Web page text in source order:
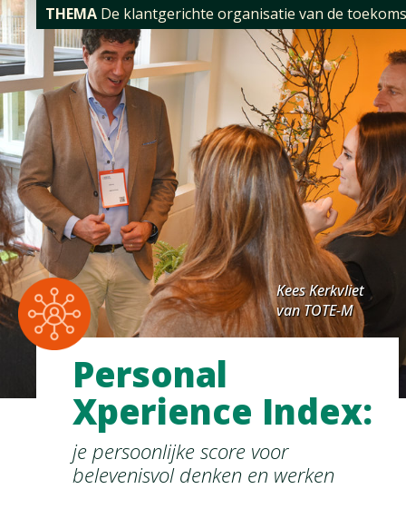
THEMA De klantgerichte organisatie van de
Personal
Xperience Index:
je persoonlijke score voor
belevenisvol denken en werken
Kees Kerkvliet
van TOTE-M